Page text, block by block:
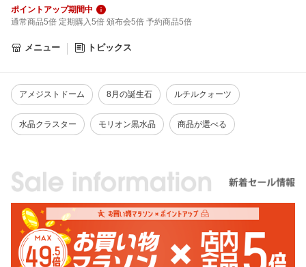
ポイントアップ期間中
通常商品5倍 定期購入5倍 頒布会5倍 予約商品5倍
メニュー トピックス
アメジストドーム 8月の誕生石 ルチルクォーツ
水晶クラスター モリオン黒水晶 商品が選べる